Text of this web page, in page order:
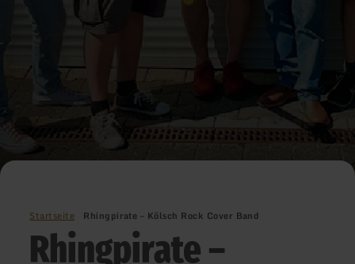
Startseite Rhingpirate – Kölsch Rock Cover Band
Rhingpirate –